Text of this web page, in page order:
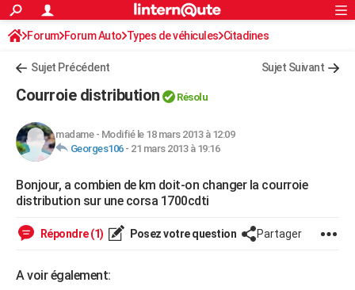
ACTUALITÉS
Politique
Société
Faits Divers
Education
Monde
Villes
+
Retraite
Impôts
Epargne
Immobilier
Risques naturels par ville
Banque
Assurance
Crédit
AUTO
HIGH-TECH
Mobiles
Meilleur smartphone
Internet
Ordinateurs
Jeux vidéo
Guide high-tech
+
Forum
Aménagement intérieur
Extérieur
Cuisine
Salle de bains
Jardinage
Rangement
WEEK-END
Guides de France
Escapades
Patrimoine
Expositions
Musées
Week-end nature
+LIFESTYLE
S'inscrire
Connexion
Forum Forum Auto Types de véhicules Citadines
Sujet Précédent Sujet Suivant
Courroie distribution Résolu
madame- Modifié le 18 mars 2013 à 12:09
Georges106- 21 mars 2013 à 19:16
Bonjour, a combien de km doit-on changer la courroie
distribution sur une corsa 1700cdti
Répondre (1) Posez votre question Partager
A voir également: